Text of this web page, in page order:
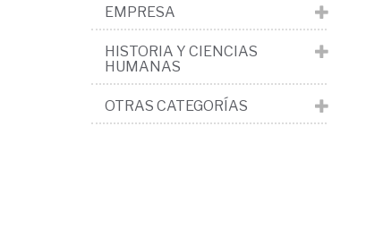
EMPRESA
HISTORIA Y CIENCIAS
HUMANAS
OTRAS CATEGORÍAS